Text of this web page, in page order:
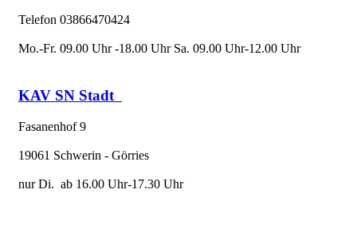
Telefon 03866470424
Mo.-Fr. 09.00 Uhr -18.00 Uhr Sa. 09.00 Uhr-12.00 Uhr
KAV SN Stadt
Fasanenhof 9
19061 Schwerin - Görries
nur Di. ab 16.00 Uhr-17.30 Uhr